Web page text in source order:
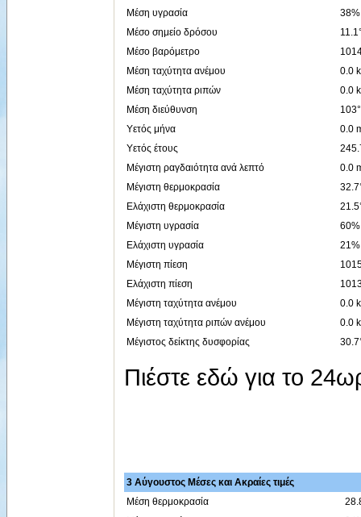
Μέση υγρασία
38%
Μέσο σημείο δρόσου
Μέσο βαρόμετρο
Μέση ταχύτητα ανέμου
0.0
Μέση ταχύτητα ριπών
0.0
Μέση διεύθυνση
Υετός μήνα
0.0
Υετός έτους
Μέγιστη ραγδαιότητα ανά λεπτό
0.0
Μέγιστη θερμοκρασία
Ελάχιστη θερμοκρασία
Μέγιστη υγρασία
60%
Ελάχιστη υγρασία
21%
Μέγιστη πίεση
Ελάχιστη πίεση
Μέγιστη ταχύτητα ανέμου
0.0
Μέγιστη ταχύτητα ριπών ανέμου
0.0
Μέγιστος δείκτης δυσφορίας
Πιέστε εδώ για το
3 Αύγουστος Μέσες και Ακραίες τιμές
Μέση θερμοκρασία